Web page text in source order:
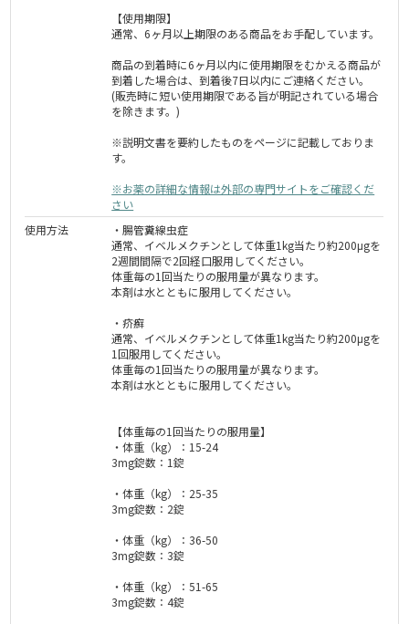
【使用期限】
通常、6ヶ月以上期限のある商品をお手配しています。
商品の到着時に6ヶ月以内に使用期限をむかえる商品が
到着した場合は、到着後7日以内にご連絡ください。
(販売時に短い使用期限である旨が明記されている場合
を除きます。)
※説明文書を要約したものをページに記載しておりま
す。
※お薬の詳細な情報は外部の専門サイトをご確認くだ
さい
使用方法
・腸管糞線虫症
通常、イベルメクチンとして体重1kg当たり約200μgを
2週間間隔で2回経口服用してください。
体重毎の1回当たりの服用量が異なります。
本剤は水とともに服用してください。
・疥癬
通常、イベルメクチンとして体重1kg当たり約200μgを
1回服用してください。
体重毎の1回当たりの服用量が異なります。
本剤は水とともに服用してください。
【体重毎の1回当たりの服用量】
・体重（kg）：15-24
3mg錠数：1錠
・体重（kg）：25-35
3mg錠数：2錠
・体重（kg）：36-50
3mg錠数：3錠
・体重（kg）：51-65
3mg錠数：4錠